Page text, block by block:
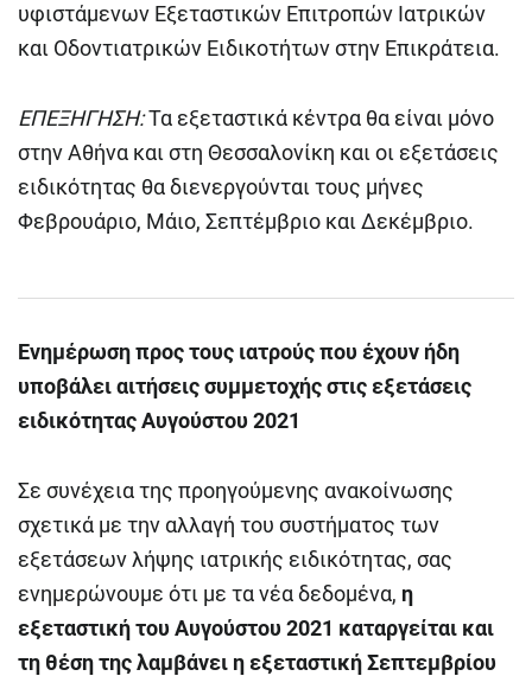
υφιστάμενων Εξεταστικών Επιτροπών Ιατρικών
και Οδοντιατρικών Ειδικοτήτων στην Επικράτεια.
ΕΠΕΞΗΓΗΣΗ:Τα εξεταστικά κέντρα θα είναι μόνο
στην Αθήνα και στη Θεσσαλονίκη και οι εξετάσεις
ειδικότητας θα διενεργούνται τους μήνες
Φεβρουάριο, Μάιο, Σεπτέμβριο και Δεκέμβριο.
Ενημέρωση προς τους ιατρούς που έχουν ήδη
υποβάλει αιτήσεις συμμετοχής στις εξετάσεις
ειδικότητας Αυγούστου 2021
Σε συνέχεια της προηγούμενης ανακοίνωσης
σχετικά με την αλλαγή του συστήματος των
εξετάσεων λήψης ιατρικής ειδικότητας, σας
ενημερώνουμε ότι με τα νέα δεδομένα, η
εξεταστική του Αυγούστου 2021 καταργείται και
τη θέση της λαμβάνει η εξεταστική Σεπτεμβρίου